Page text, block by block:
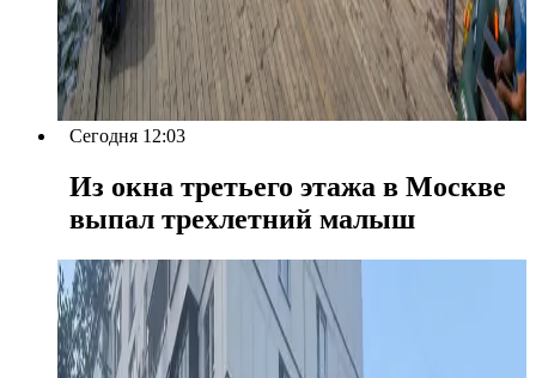
Сегодня 12:03
Из окна третьего этажа в Москве
выпал трехлетний малыш